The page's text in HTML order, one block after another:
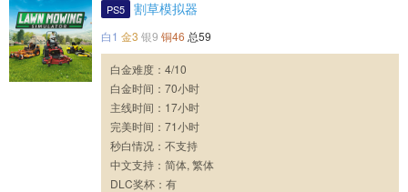
PS5 割草模拟器
白1 金3 银9 铜46 总59
白金难度：4/10
白金时间：70小时
主线时间：17小时
完美时间：71小时
秒白情况：不支持
中文支持：简体, 繁体
DLC奖杯：有